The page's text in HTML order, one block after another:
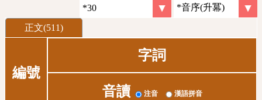
正文(511)
編號
字詞
音讀 注音 漢語拼音